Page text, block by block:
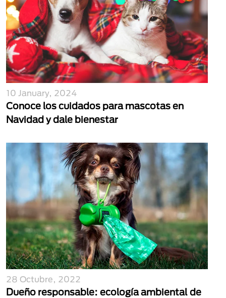
10 January, 2024
Conoce los cuidados para mascotas en
Navidad y dale bienestar
28 Octubre, 2022
Dueño responsable: ecología ambiental de